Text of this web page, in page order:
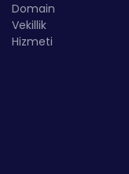
Domain
Vekillik
Hizmeti